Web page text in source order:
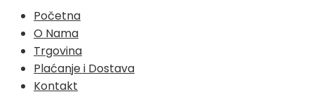
Skip
content
Početna
O Nama
Trgovina
Plaćanje i Dostava
Kontakt